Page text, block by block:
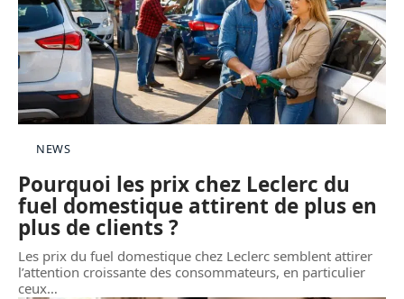
NEWS
Pourquoi les prix chez Leclerc du
fuel domestique attirent de plus en
plus de clients ?
Les prix du fuel domestique chez Leclerc semblent attirer
l’attention croissante des consommateurs, en particulier
ceux…